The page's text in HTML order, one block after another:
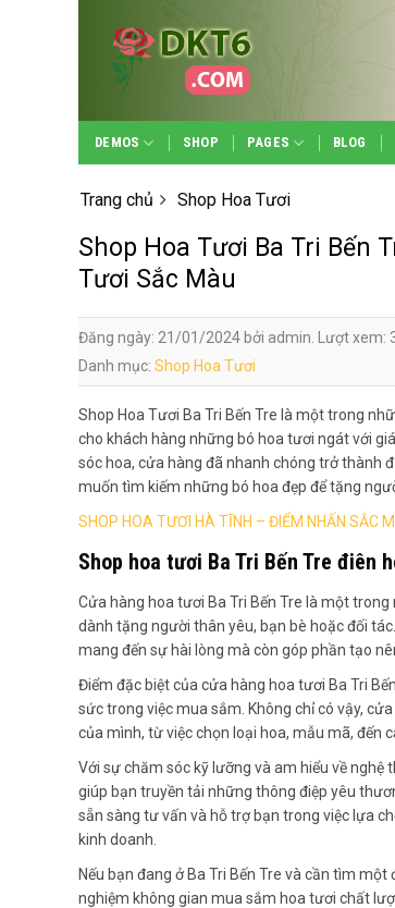
content
DEMOS SHOP PAGES BLOG
Trang chủ Shop Hoa Tươi
Shop Hoa Tươi Ba Tri Bến
Tươi Sắc Màu
Đăng ngày: 21/01/2024 bởi admin. Lượt xem:
Danh mục: Shop Hoa Tươi
Shop Hoa Tươi Ba Tri Bến Tre là một trong
cho khách hàng những bó hoa tươi ngát với
sóc hoa, cửa hàng đã nhanh chóng trở thành
muốn tìm kiếm những bó hoa đẹp để tặng
SHOP HOA TƯƠI HÀ TĨNH – ĐIỂM NHẤN SẮC
Shop hoa tươi Ba Tri Bến Tre điên
Cửa hàng hoa tươi Ba Tri Bến Tre là một
dành tặng người thân yêu, bạn bè hoặc đối
mang đến sự hài lòng mà còn góp phần tạo
Điểm đặc biệt của cửa hàng hoa tươi Ba Tri
sức trong việc mua sắm. Không chỉ có vậy,
của mình, từ việc chọn loại hoa, mẫu mã, đến
Với sự chăm sóc kỹ lưỡng và am hiểu về
giúp bạn truyền tải những thông điệp yêu
sẵn sàng tư vấn và hỗ trợ bạn trong việc lựa
kinh doanh.
Nếu bạn đang ở Ba Tri Bến Tre và cần tìm
nghiệm không gian mua sắm hoa tươi chất